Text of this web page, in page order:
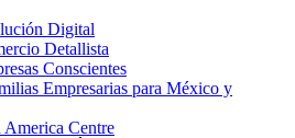
Digital
Detallista
Conscientes
Empresarias para México y
Centre